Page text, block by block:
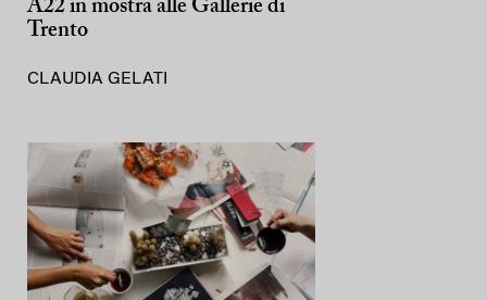
A22 in mostra alle Gallerie di
Trento
CLAUDIA GELATI